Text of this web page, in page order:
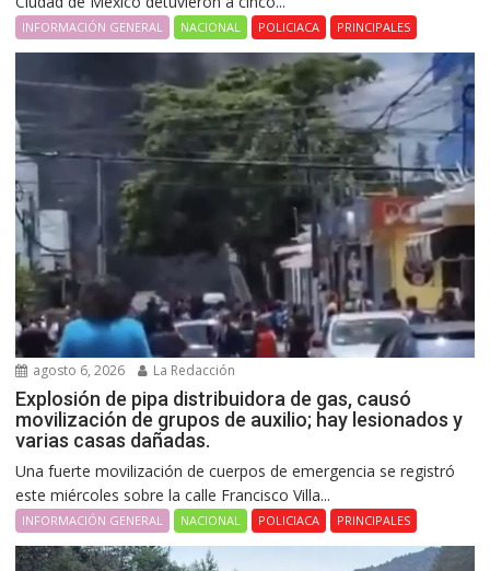
INFORMACIÓN GENERAL NACIONAL POLICIACA PRINCIPALES
agosto 6, 2026 La Redacción
Explosión de pipa distribuidora de gas, causó
movilización de grupos de auxilio; hay lesionados y
varias casas dañadas.
Una fuerte movilización de cuerpos de emergencia se registró
este miércoles sobre la calle Francisco Villa...
INFORMACIÓN GENERAL NACIONAL POLICIACA PRINCIPALES